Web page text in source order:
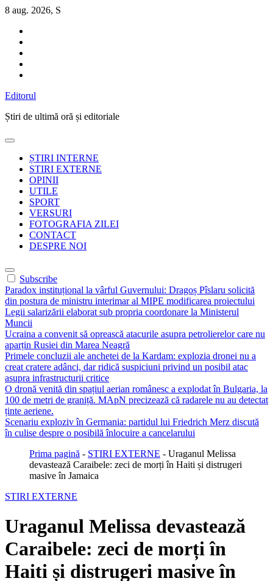
Sari
conținut
8 aug. 2026, S
Editorul
Știri de ultimă oră și editoriale
ȘTIRI INTERNE
STIRI EXTERNE
OPINII
UTILE
SPORT
VERSURI
FOTOGRAFIA ZILEI
CONTACT
DESPRE NOI
Subscribe
Paradox instituțional la vârful Guvernului: Dragoș Pîslaru solicită
din postura de ministru interimar al MIPE modificarea proiectului
Legii salarizării elaborat sub propria coordonare la Ministerul
Muncii
Ucraina a convenit să oprească atacurile asupra petrolierelor care nu
aparțin Rusiei din Marea Neagră
Primele concluzii ale anchetei de la Kardam: explozia dronei nu a
creat cratere adânci, dar ridică suspiciuni privind un posibil atac
asupra infrastructurii critice
O dronă venită din spațiul aerian românesc a explodat în Bulgaria, la
100 de metri de graniță. MApN precizează că radarele nu au detectat
ținte aeriene.
Scenariu exploziv în Germania: partidul lui Friedrich Merz discută
în culise despre o posibilă înlocuire a cancelarului
Prima pagină - STIRI EXTERNE - Uraganul Melissa
devastează Caraibele: zeci de morți în Haiti și distrugeri
masive în Jamaica
STIRI EXTERNE
Uraganul Melissa devastează
Caraibele: zeci de morți în
Haiti și distrugeri masive în